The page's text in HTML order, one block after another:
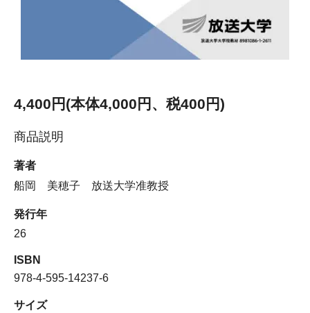
4,400円(本体4,000円、税400円)
商品説明
著者
船岡 美穂子 放送大学准教授
発行年
26
ISBN
978-4-595-14237-6
サイズ